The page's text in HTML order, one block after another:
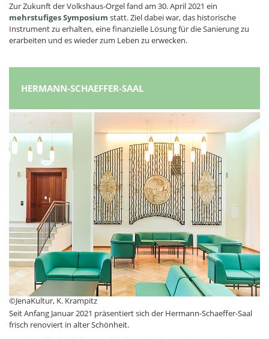
Zur Zukunft der Volkshaus-Orgel fand am 30. April 2021 ein
mehrstufiges Symposium statt. Ziel dabei war, das historische
Instrument zu erhalten, eine finanzielle Lösung für die Sanierung zu
erarbeiten und es wieder zum Leben zu erwecken.
HERMANN-SCHAEFFER-SAAL
©JenaKultur, K. Krampitz
Seit Anfang Januar 2021 präsentiert sich der Hermann-Schaeffer-Saal
frisch renoviert in alter Schönheit.